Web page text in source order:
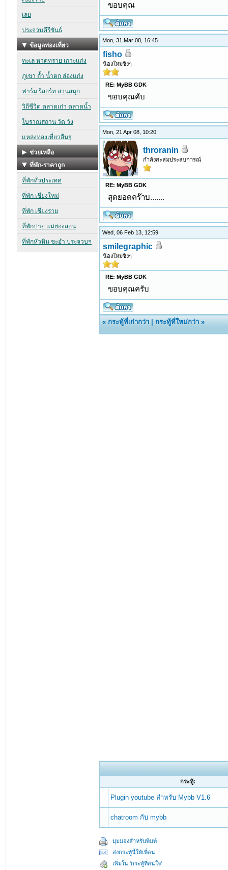
ขอบคุณ
Mon, 31 Mar 08, 16:45
fisho
น้องใหม่ซิงๆ
RE: MyBB GDK
ขอบคุณคับ
Mon, 21 Apr 08, 10:20
throranin
กำลังสะสมประสบการณ์
RE: MyBB GDK
สุดยอดคร๊าบ.......
Wed, 06 Feb 13, 12:59
smilegraphic
น้องใหม่ซิงๆ
RE: MyBB GDK
ขอบคุณครับ
«กระทู้ที่เก่ากว่า |กระทู้ที่ใหม่กว่า »
กระทู้:
Plugin youtube สำหรับ Mybb V1.6
chatroom กับ mybb
มุมมองสำหรับพิมพ์
ส่งกระทู้นี้ให้เพื่อน
เพิ่มใน 'กระทู้ที่สนใจ'